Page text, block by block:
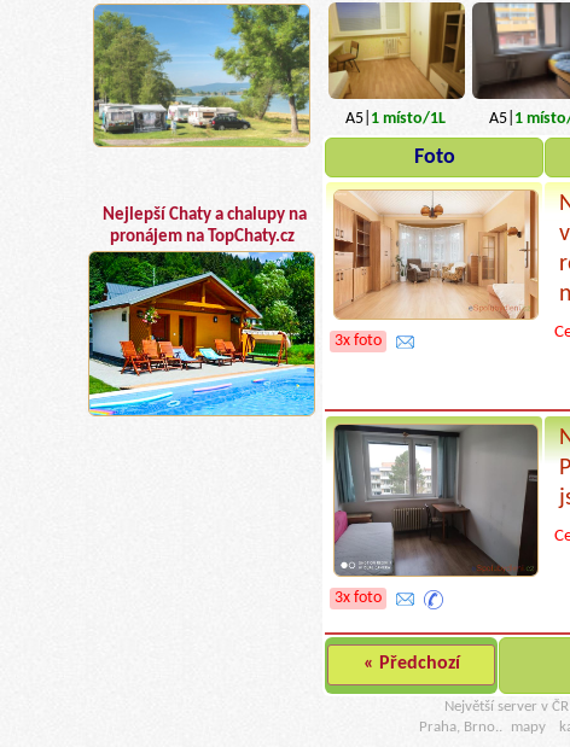
Nejlepší Chaty a chalupy na
pronájem na TopChaty.cz
A5| 1místo/1L A5| 1místo
Foto
3x foto
3x foto
« Předchozí
Největší server v
Praha, Brno..
mapy